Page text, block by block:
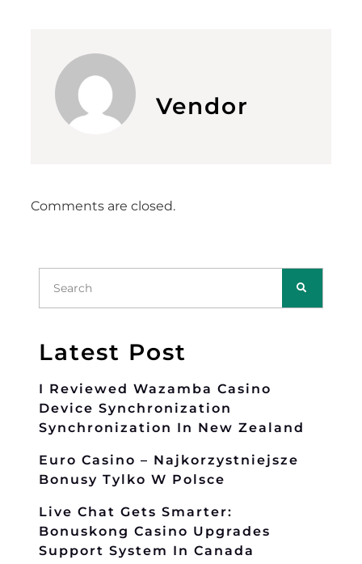
Latest Post
I Reviewed Wazamba Casino
Device Synchronization
Synchronization In New Zealand
Euro Casino – Najkorzystniejsze
Bonusy Tylko W Polsce
Live Chat Gets Smarter:
Bonuskong Casino Upgrades
Support System In Canada
Vendor
Comments are closed.